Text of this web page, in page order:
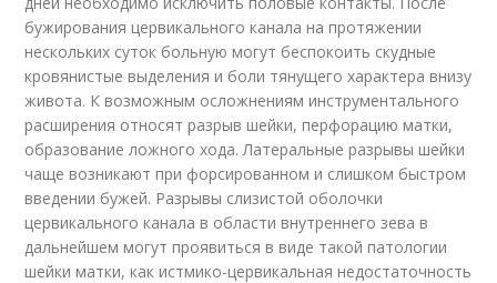
бужирования цервикального канала на протяжении
нескольких суток больную могут беспокоить скудные
кровянистые выделения и боли тянущего характера внизу
живота. К возможным осложнениям инструментального
расширения относят разрыв шейки, перфорацию матки,
образование ложного хода. Латеральные разрывы шейки
чаще возникают при форсированном и слишком быстром
введении бужей. Разрывы слизистой оболочки
цервикального канала в области внутреннего зева в
дальнейшем могут проявиться в виде такой патологии
шейки матки, как истмико-цервикальная недостаточность